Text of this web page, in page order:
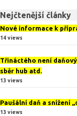
Nejčtenější články
Nové informace k
14 views
Třináctého není
sběr hub atd.
13 views
Paušální daň a snížení
13 views